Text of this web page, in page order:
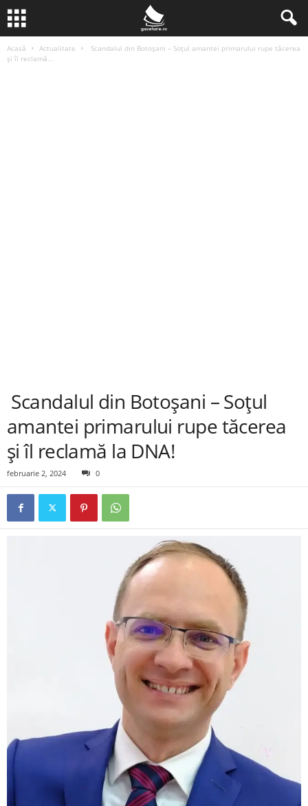
Acasă Actualitate
Scandalul din Botoșani – Soțul amantei primarului rupe tăcerea
și îl reclamă...
Scandalul din Botoșani – Soțul
amantei primarului rupe tăcerea
și îl reclamă la DNA!
februarie 2, 2024 0